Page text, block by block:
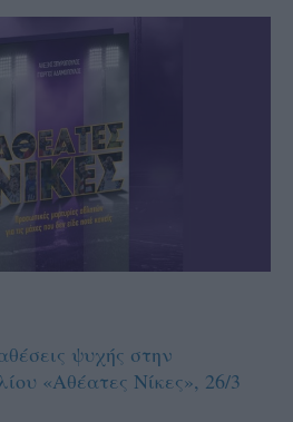
ψυχής στην
«Αθέατες Νίκες», 26/3